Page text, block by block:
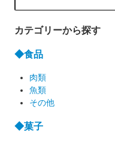
カテゴリーから探す
◆食品
肉類
魚類
その他
◆菓子